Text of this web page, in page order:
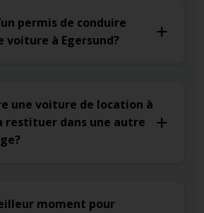
permis de conduire
voiture à Egersund?
une voiture de location à
restituer dans une autre
moment pour